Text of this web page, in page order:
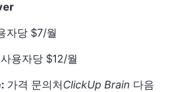
자당 $7/월
사용자당 $12/월
가격 문의처ClickUp Brain 다음